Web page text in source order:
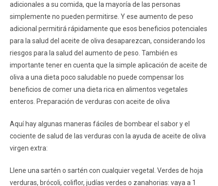
adicionales a su comida, que la mayoría de las personas
simplemente no pueden permitirse. Y ese aumento de peso
adicional permitirá rápidamente que esos beneficios potenciales
para la salud del aceite de oliva desaparezcan, considerando los
riesgos para la salud del aumento de peso. También es
importante tener en cuenta que la simple aplicación de aceite de
oliva a una dieta poco saludable no puede compensar los
beneficios de comer una dieta rica en alimentos vegetales
enteros. Preparación de verduras con aceite de oliva
Aquí hay algunas maneras fáciles de bombear el sabor y el
cociente de salud de las verduras con la ayuda de aceite de oliva
virgen extra:
Llene una sartén o sartén con cualquier vegetal. Verdes de hoja
verduras, brócoli, coliflor, judías verdes o zanahorias: vaya a 1